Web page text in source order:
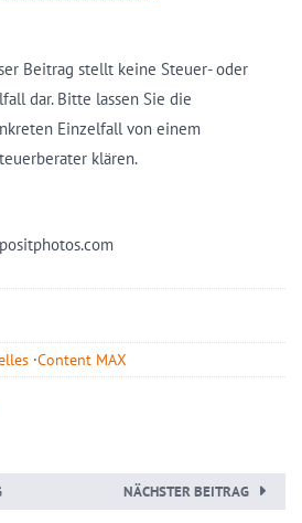
Beitrag stellt keine Steuer- oder
dar. Bitte lassen Sie die
Einzelfall von einem
klären.
·Content MAX
NÄCHSTER BEITRAG